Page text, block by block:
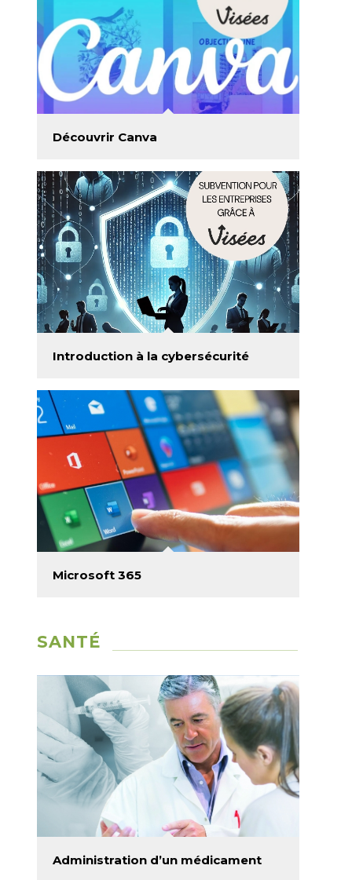
Découvrir Canva
Introduction à la cybersécurité
Microsoft 365
SANTÉ
Administration d’un médicament